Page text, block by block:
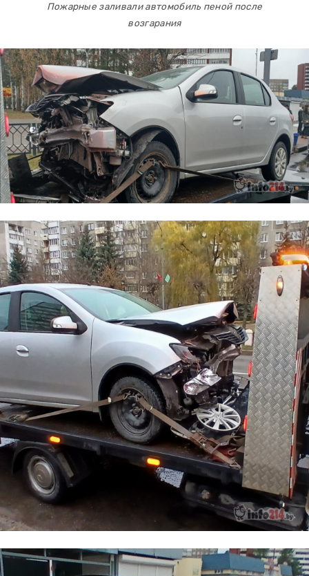
Пожарные заливали автомобиль пеной после
возгарания